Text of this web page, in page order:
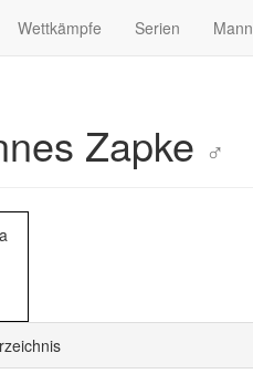
Wettkämpfe Serien
Zapke ♂